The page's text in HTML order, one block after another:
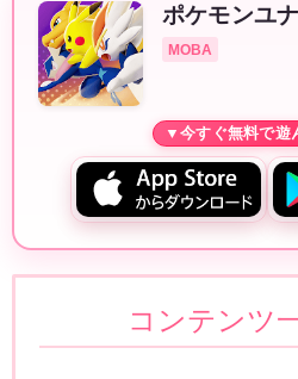
ポケモンユ
MOBA
コンテンツ